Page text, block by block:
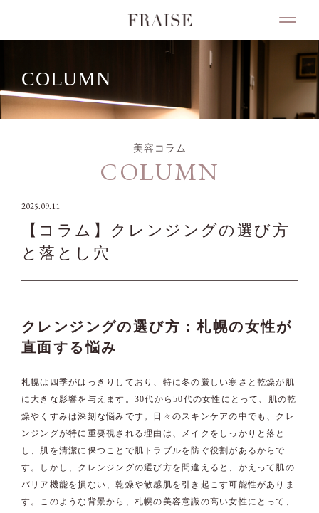
COLUMN
美容コラム
COLUMN
2025.09.11
【コラム】クレンジングの選び方
と落とし穴
クレンジングの選び方：札幌の女性が
直面する悩み
札幌は四季がはっきりしており、特に冬の厳しい寒さと乾燥が肌
に大きな影響を与えます。30代から50代の女性にとって、肌の乾
燥やくすみは深刻な悩みです。日々のスキンケアの中でも、クレ
ンジングが特に重要視される理由は、メイクをしっかりと落と
し、肌を清潔に保つことで肌トラブルを防ぐ役割があるからで
す。しかし、クレンジングの選び方を間違えると、かえって肌の
バリア機能を損ない、乾燥や敏感肌を引き起こす可能性がありま
す。このような背景から、札幌の美容意識の高い女性にとって、